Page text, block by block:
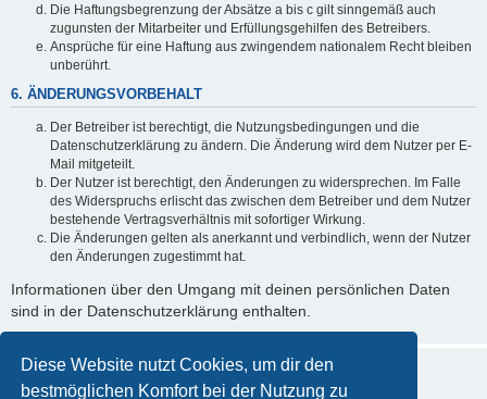
Diese Website nutzt Cookies, um dir den
bestmöglichen Komfort bei der Nutzung zu
Die Haftungsbegrenzung der Absätze a bis c gilt sinngemäß auch
zugunsten der Mitarbeiter und Erfüllungsgehilfen des Betreibers.
Ansprüche für eine Haftung aus zwingendem nationalem Recht bleiben
unberührt.
6. ÄNDERUNGSVORBEHALT
Der Betreiber ist berechtigt, die Nutzungsbedingungen und die
Datenschutzerklärung zu ändern. Die Änderung wird dem Nutzer per E-
Mail mitgeteilt.
Der Nutzer ist berechtigt, den Änderungen zu widersprechen. Im Falle
des Widerspruchs erlischt das zwischen dem Betreiber und dem Nutzer
bestehende Vertragsverhältnis mit sofortiger Wirkung.
Die Änderungen gelten als anerkannt und verbindlich, wenn der Nutzer
den Änderungen zugestimmt hat.
Informationen über den Umgang mit deinen persönlichen Daten
sind in der Datenschutzerklärung enthalten.